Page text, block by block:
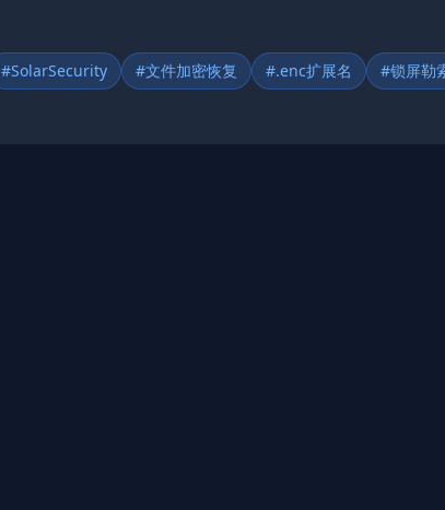
#SolarSecurity #文件加密恢复 #.enc扩展名 #锁屏勒